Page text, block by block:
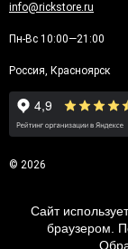
info@rickstore.ru
Пн-Вс 10:00—21:00
Россия, Красноярск
© 2026
Сайт
браузером.